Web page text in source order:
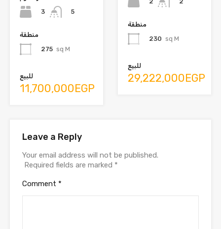
3
5
منطقة
275 sq M
للبيع
11,700,000EGP
منطقة
230 sq M
للبيع
29,222,000EGP
Leave a Reply
Your email address will not be published.
Required fields are marked *
Comment *